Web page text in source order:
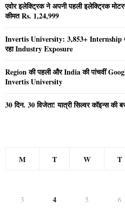
एवोर इलेक्ट्रिक ने अपनी पहली इलेक्ट्रिक
कीमत Rs. 1,24,999
Invertis University: 3,853+ Internship
रहा Industry Exposure
Region की पहली और India की पांचवीं
Invertis University
30 दिन. 30 विजेता! यात्री सिल्वर कॉइन्स की
M T W T
3
4 5 6